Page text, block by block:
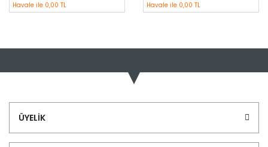
Havale ile 0,00 TL Havale ile 0,00 TL
ÜYELİK